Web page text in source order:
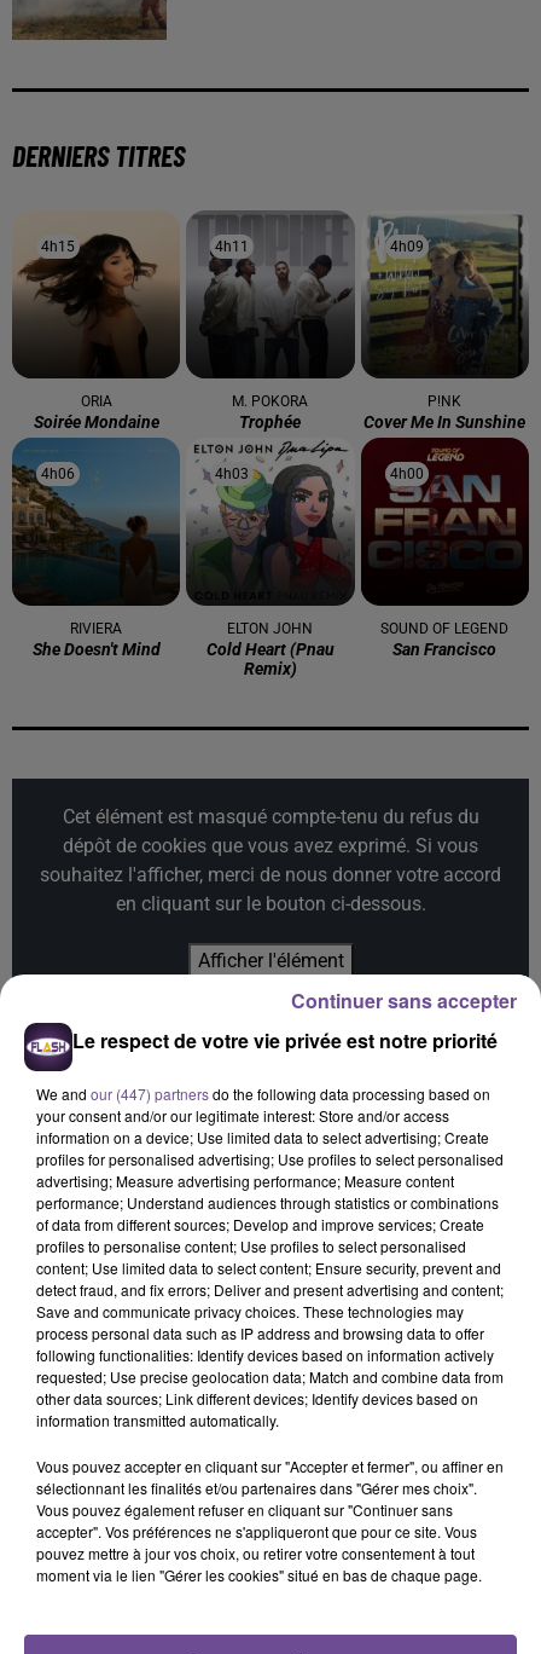
DERNIERS TITRES
4h15
4h15
ORIA
Soirée Mondaine
4h11
4h11
M. POKORA
Trophée
4h09
4h09
P!NK
Cover Me In Sunshine
4h06
4h06
RIVIERA
She Doesn't Mind
4h03
4h03
ELTON JOHN
Cold Heart (pnau
Remix)
4h00
4h00
SOUND OF LEGEND
San Francisco
Cet élément est masqué compte-tenu du refus du
dépôt de cookies que vous avez exprimé. Si vous
souhaitez l'afficher, merci de nous donner votre accord
en cliquant sur le bouton ci-dessous.
Afficher l'élément
PRÈS DE CHEZ VOUS
4 août 2026
HAUTE-VIENNE : UNE AIDE POUR LES JEUNES AGRICULTEURS
Le respect de votre vie privée est notre priorité
We and our (447) partnersdo the following data processing based on
your consent and/or our legitimate interest: Store and/or access
information on a device; Use limited data to select advertising; Create
profiles for personalised advertising; Use profiles to select personalised
advertising; Measure advertising performance; Measure content
performance; Understand audiences through statistics or combinations
of data from different sources; Develop and improve services; Create
profiles to personalise content; Use profiles to select personalised
content; Use limited data to select content; Ensure security, prevent and
detect fraud, and fix errors; Deliver and present advertising and content;
Save and communicate privacy choices. These technologies may
process personal data such as IP address and browsing data to offer
following functionalities: Identify devices based on information actively
requested; Use precise geolocation data; Match and combine data from
other data sources; Link different devices; Identify devices based on
information transmitted automatically.
Vous pouvez accepter en cliquant sur "Accepter et fermer", ou affiner en
sélectionnant les finalités et/ou partenaires dans "Gérer mes choix".
Vous pouvez également refuser en cliquant sur "Continuer sans
accepter". Vos préférences ne s'appliqueront que pour ce site. Vous
pouvez mettre à jour vos choix, ou retirer votre consentement à tout
moment via le lien "Gérer les cookies" situé en bas de chaque page.
Continuer sans accepter